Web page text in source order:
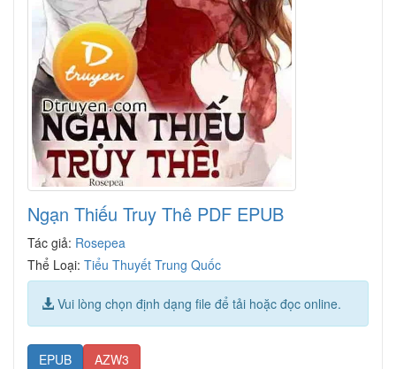
Ngạn Thiếu Truy Thê PDF EPUB
Tác giả: Rosepea
Thể Loại: Tiểu Thuyết Trung Quốc
Vui lòng chọn định dạng file để tải hoặc đọc online.
EPUB AZW3